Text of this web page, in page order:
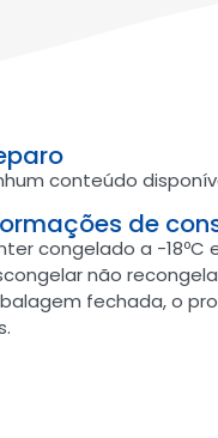
conteúdo
de
congelado a -18ºC
não
fechada, o